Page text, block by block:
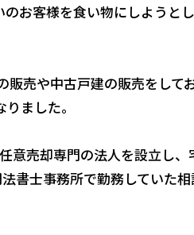
お客様を食い物にしようと
売や中古戸建の販売をして
ました。
意売却専門の法人を設立し、
書士事務所で勤務していた